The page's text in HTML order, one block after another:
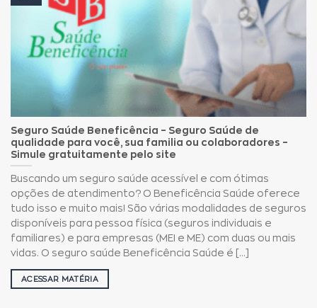
Seguro Saúde Beneficência – Seguro Saúde de
qualidade para você, sua familia ou colaboradores –
Simule gratuitamente pelo site
Buscando um seguro saúde acessível e com ótimas
opções de atendimento? O Beneficência Saúde oferece
tudo isso e muito mais! São várias modalidades de seguros
disponíveis para pessoa física (seguros individuais e
familiares) e para empresas (MEI e ME) com duas ou mais
vidas. O seguro saúde Beneficência Saúde é [...]
ACESSAR MATÉRIA